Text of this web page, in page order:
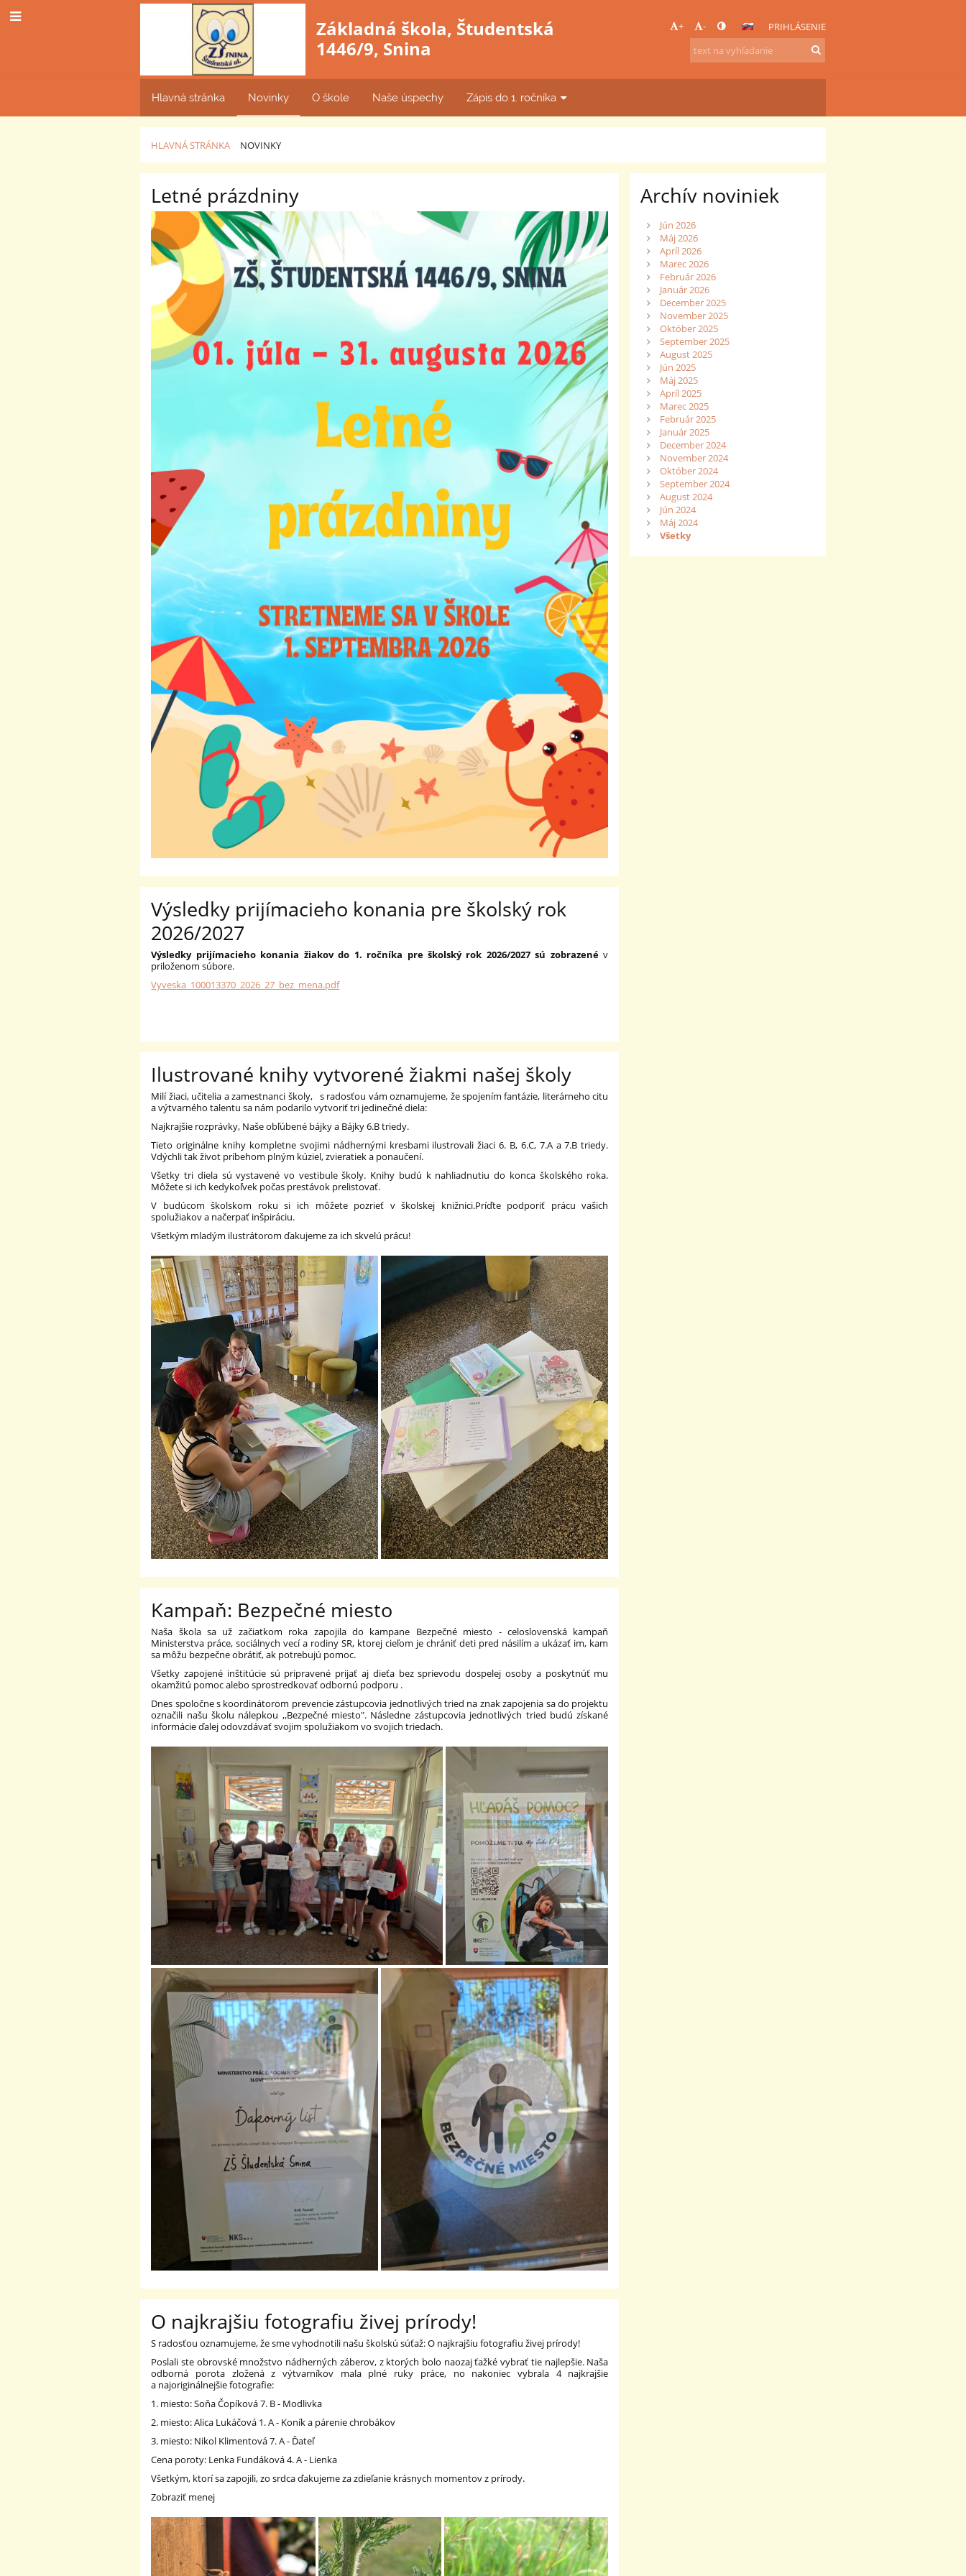
Základná škola, Študentská
1446/9, Snina
+ - PRIHLÁSENIE
Hlavná stránka Novinky O škole Naše úspechy Zápis do 1. ročníka
HLAVNÁ STRÁNKA NOVINKY
Novinky
Letné prázdniny
Výsledky prijímacieho konania pre školský rok
2026/2027
Výsledky prijímacieho konania žiakov do 1. ročníka pre školský rok 2026/2027 sú zobrazené v
priloženom súbore.
Vyveska_100013370_2026_27_bez_mena.pdf
Ilustrované knihy vytvorené žiakmi našej školy
Milí žiaci, učitelia a zamestnanci školy,s radosťou vám oznamujeme, že spojením fantázie, literárneho citu
a výtvarného talentu sa nám podarilo vytvoriť tri jedinečné diela:
Najkrajšie rozprávky, Naše obľúbené bájky a Bájky 6.B triedy.
Tieto originálne knihy kompletne svojimi nádhernými kresbami ilustrovali žiaci 6. B, 6.C, 7.A a 7.B triedy.
Vdýchli tak život príbehom plným kúziel, zvieratiek a ponaučení.
Všetky tri diela sú vystavené vo vestibule školy. Knihy budú k nahliadnutiu do konca školského roka.
Môžete si ich kedykoľvek počas prestávok prelistovať.
V budúcom školskom roku si ich môžete pozrieť v školskej knižnici.Príďte podporiť prácu vašich
spolužiakov a načerpať inšpiráciu.
Všetkým mladým ilustrátorom ďakujeme za ich skvelú prácu!
Kampaň: Bezpečné miesto
Naša škola sa už začiatkom roka zapojila do kampane Bezpečné miesto - celoslovenská kampaň
Ministerstva práce, sociálnych vecí a rodiny SR, ktorej cieľom je chrániť deti pred násilím a ukázať im, kam
sa môžu bezpečne obrátiť, ak potrebujú pomoc.
Všetky zapojené inštitúcie sú pripravené prijať aj dieťa bez sprievodu dospelej osoby a poskytnúť mu
okamžitú pomoc alebo sprostredkovať odbornú podporu .
Dnes spoločne s koordinátorom prevencie zástupcovia jednotlivých tried na znak zapojenia sa do projektu
označili našu školu nálepkou ,,Bezpečné miesto". Následne zástupcovia jednotlivých tried budú získané
informácie ďalej odovzdávať svojim spolužiakom vo svojich triedach.
O najkrajšiu fotografiu živej prírody!
S radosťou oznamujeme, že sme vyhodnotili našu školskú súťaž: O najkrajšiu fotografiu živej prírody!
Poslali ste obrovské množstvo nádherných záberov, z ktorých bolo naozaj ťažké vybrať tie najlepšie. Naša
odborná porota zložená z výtvarníkov mala plné ruky práce, no nakoniec vybrala 4 najkrajšie
a najoriginálnejšie fotografie:
1. miesto: Soňa Čopíková 7. B - Modlivka
2. miesto: Alica Lukáčová 1. A - Koník a párenie chrobákov
3. miesto: Nikol Klimentová 7. A - Ďateľ
Cena poroty: Lenka Fundáková 4. A - Lienka
Všetkým, ktorí sa zapojili, zo srdca ďakujeme za zdieľanie krásnych momentov z prírody.
Zobraziť menej
Archív noviniek
Jún 2026
Máj 2026
Apríl 2026
Marec 2026
Február 2026
Január 2026
December 2025
November 2025
Október 2025
September 2025
August 2025
Jún 2025
Máj 2025
Apríl 2025
Marec 2025
Február 2025
Január 2025
December 2024
November 2024
Október 2024
September 2024
August 2024
Jún 2024
Máj 2024
Všetky